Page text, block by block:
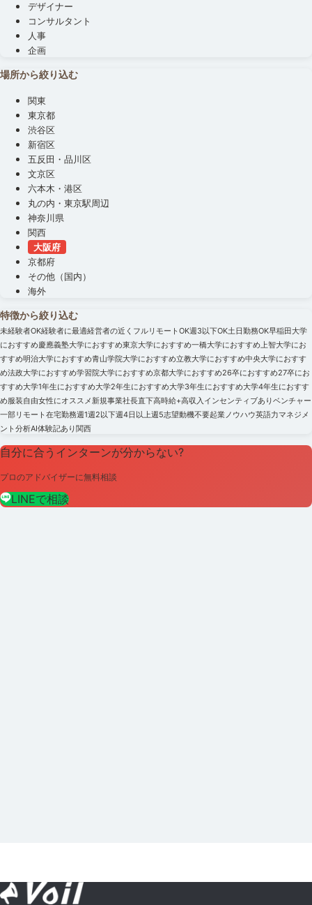
デザイナー
コンサルタント
人事
企画
場所から絞り込む
関東
東京都
渋谷区
新宿区
五反田・品川区
文京区
六本木・港区
丸の内・東京駅周辺
神奈川県
関西
大阪府
京都府
その他（国内）
海外
特徴から絞り込む
未経験者OK経験者に最適経営者の近く フルリモートOK週3以下OK土日勤務OK早稲田大学
におすすめ慶應義塾大学におすすめ東京大学におすすめ一橋大学におすすめ上智大学にお
すすめ明治大学におすすめ青山学院大学におすすめ立教大学におすすめ中央大学におすす
め法政大学におすすめ学習院大学におすすめ京都大学におすすめ26卒におすすめ27卒にお
すすめ大学1年生におすすめ大学2年生におすすめ大学3年生におすすめ大学4年生におすす
め服装自由女性にオススメ新規事業社長直下高時給+高収入 インセンティブありベンチャー
一部リモート在宅勤務週1週2以下週4日以上週5志望動機不要起業ノウハウ英語力マネジメ
ント分析AI体験記あり関西
自分に合うインターンが分からない?
プロのアドバイザーに無料相談
LINEで相談